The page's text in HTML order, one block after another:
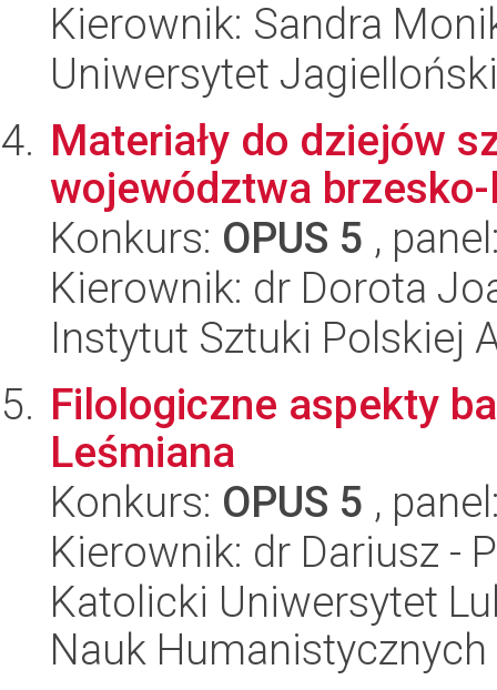
Kierownik: Sandra
Uniwersytet
Materiały do dziejów
województwa
Konkurs: OPUS 5 ,
Kierownik: dr Dorota
Instytut Sztuki Polskiej
Filologiczne aspekty
Leśmiana
Konkurs: OPUS 5 ,
Kierownik: dr Dariusz -
Katolicki Uniwersytet
Nauk Humanistycznych